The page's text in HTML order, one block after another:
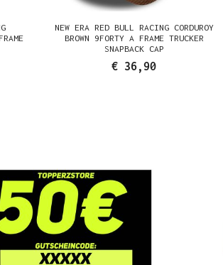
NEW ERA RED BULL RACING CORDUROY
BROWN 9FORTY A FRAME TRUCKER
SNAPBACK CAP
€ 36,90